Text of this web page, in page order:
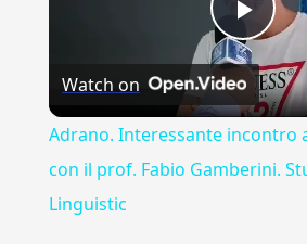
Play
Watch on
Adrano. Interessante incontro
con il prof. Fabio Gamberini.
Linguistic